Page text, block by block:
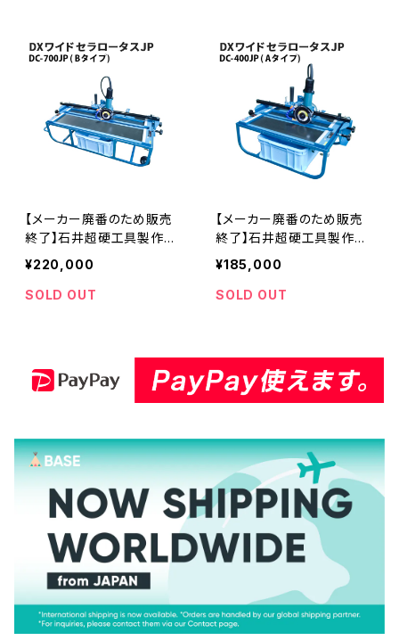
【メーカー廃番のため販売
終了】石井超硬工具製作所
DXワイドセラロータスJP D
C-700JP( Bタイプ) 電動
切断機 ≪メーカー直送≫
¥220,000
SOLD OUT
【メーカー廃番のため販売
終了】石井超硬工具製作所
DXワイドセラロータスJP D
C-400JP( Aタイプ) 電動
切断機 DC-400-13後継機
¥185,000
SOLD OUT